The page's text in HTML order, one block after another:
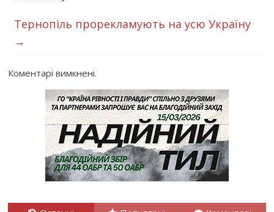
Тернопіль прорекламують на усю Україну
→
Коментарі вимкнені.